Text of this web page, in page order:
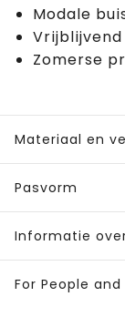
Modale
Vrijblijvend
Zomerse
Materiaal en
Pasvorm
Informatie
For People